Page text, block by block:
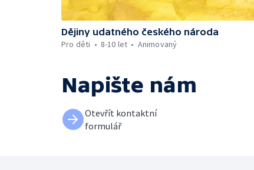
Dějiny udatného českého národa
Pro děti
8-10 let Animovaný
Napište nám
Otevřít kontaktní
formulář